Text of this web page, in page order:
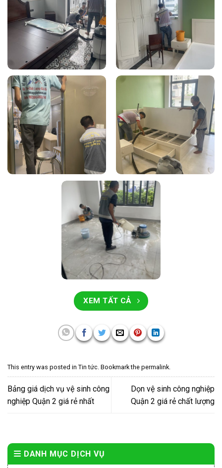
XEM TẤT CẢ
This entry was posted in Tin tức. Bookmark the permalink.
Bảng giá dịch vụ vệ sinh công
nghiệp Quận 2 giá rẻ nhất
Dọn vệ sinh công nghiệp
Quận 2 giá rẻ chất lượng
DANH MỤC DỊCH VỤ